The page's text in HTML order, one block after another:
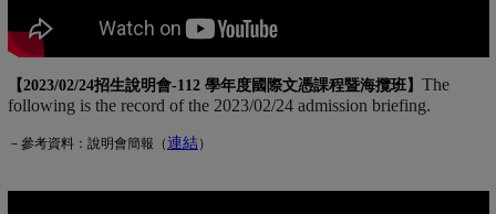
【2023/02/24招生說明會-112 學年度國際文憑課程暨海攬班】 The
following is the record of the 2023/02/24 admission briefing.
－參考資料：說明會簡報（連結(另開新視窗)
）